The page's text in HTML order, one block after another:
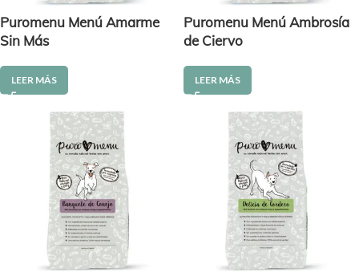
Puromenu Menú Amarme
Sin Más
LEER MÁS
Puromenu Menú Ambrosía
de Ciervo
LEER MÁS